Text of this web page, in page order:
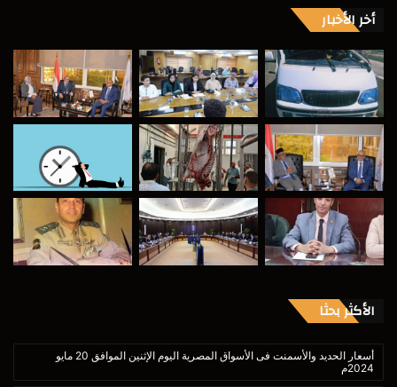
أخر الأخبار
الأكثر بحثا
أسعار الحديد والأسمنت فى الأسواق المصرية اليوم الإثنين الموافق 20 مايو
2024م